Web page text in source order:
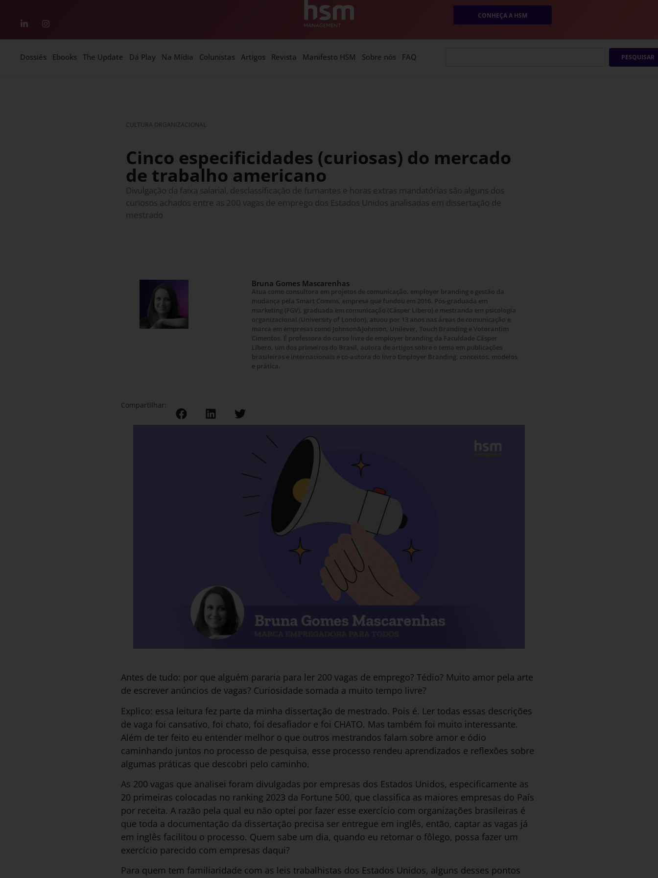
CONHEÇA A HSM
Dossiês Ebooks The Update Dá Play Na Mídia Colunistas Artigos Revista Manifesto HSM Sobre nós FAQ PESQUISAR
CULTURA ORGANIZACIONAL
Cinco especificidades (curiosas) do mercado
de trabalho americano
Divulgação da faixa salarial, desclassificação de fumantes e horas extras mandatórias são alguns dos
curiosos achados entre as 200 vagas de emprego dos Estados Unidos analisadas em dissertação de
mestrado
Bruna Gomes Mascarenhas
Atua como consultora em projetos de comunicação, employer branding e gestão da
mudança pela Smart Comms, empresa que fundou em 2016. Pós-graduada em
marketing (FGV), graduada em comunicação (Cásper Líbero) e mestranda em psicologia
organizacional (University of London), atuou por 13 anos nas áreas de comunicação e
marca em empresas como Johnson&Johnson, Unilever, Touch Branding e Votorantim
Cimentos. É professora do curso livre de employer branding da Faculdade Cásper
Líbero, um dos primeiros do Brasil, autora de artigos sobre o tema em publicações
brasileiras e internacionais e co-autora do livro Employer Branding: conceitos, modelos
e prática.
Compartilhar:
Antes de tudo: por que alguém pararia para ler 200 vagas de emprego? Tédio? Muito amor pela arte
de escrever anúncios de vagas? Curiosidade somada a muito tempo livre?
Explico: essa leitura fez parte da minha dissertação de mestrado. Pois é. Ler todas essas descrições
de vaga foi cansativo, foi chato, foi desafiador e foi CHATO. Mas também foi muito interessante.
Além de ter feito eu entender melhor o que outros mestrandos falam sobre amor e ódio
caminhando juntos no processo de pesquisa, esse processo rendeu aprendizados e reflexões sobre
algumas práticas que descobri pelo caminho.
As 200 vagas que analisei foram divulgadas por empresas dos Estados Unidos, especificamente as
20 primeiras colocadas no ranking 2023 da Fortune 500, que classifica as maiores empresas do País
por receita. A razão pela qual eu não optei por fazer esse exercício com organizações brasileiras é
que toda a documentação da dissertação precisa ser entregue em inglês, então, captar as vagas já
em inglês facilitou o processo. Quem sabe um dia, quando eu retomar o fôlego, possa fazer um
exercício parecido com empresas daqui?
Para quem tem familiaridade com as leis trabalhistas dos Estados Unidos, alguns desses pontos